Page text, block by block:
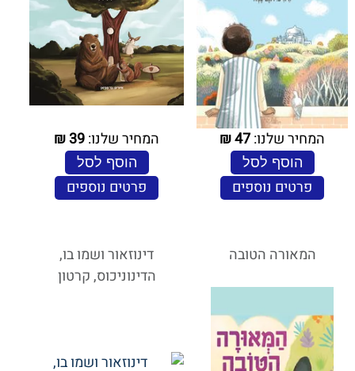
המחיר שלנו:47
₪
הוסף לסל
פרטים נוספים
המחיר שלנו:39
₪
הוסף לסל
פרטים נוספים
המאורה הטובה
דינוזאור ושמו בו,
הדינוניכוס, קרטון